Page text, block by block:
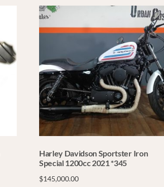
Harley Davidson Sportster Iron
Special 1200cc 2021 *345
$145,000.00